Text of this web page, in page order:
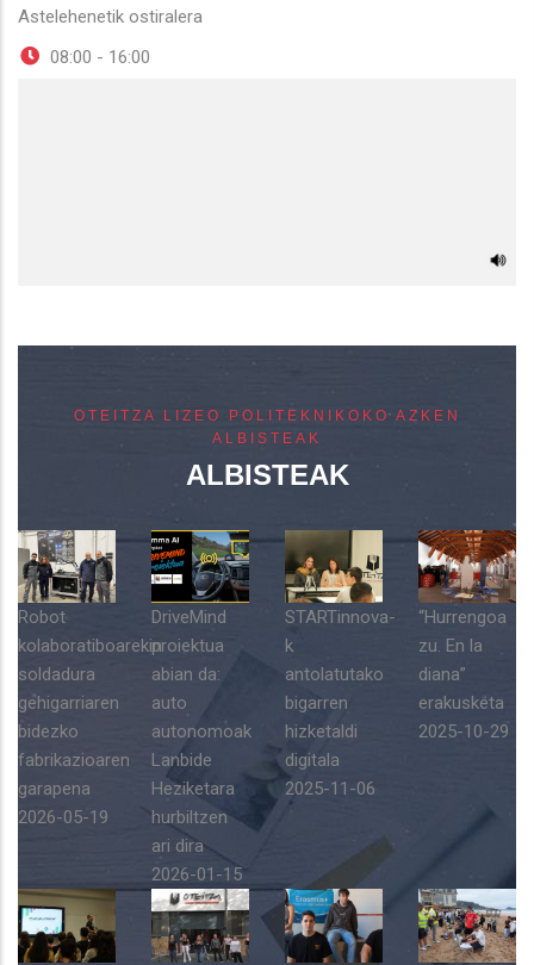
Astelehenetik ostiralera
08:00 - 16:00
OTEITZA LIZEO POLITEKNIKOKO AZKEN
ALBISTEAK
ALBISTEAK
Robot
kolaboratiboarekin
soldadura
gehigarriaren
bidezko
fabrikazioaren
garapena
2026-05-19
DriveMind
proiektua
abian da:
auto
autonomoak
Lanbide
Heziketara
hurbiltzen
ari dira
2026-01-15
STARTinnova-
k
antolatutako
bigarren
hizketaldi
digitala
2025-11-06
“Hurrengoa
zu. En la
diana”
erakusketa
2025-10-29